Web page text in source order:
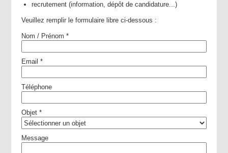
recrutement (information, dépôt de candidature...)
Veuillez remplir le formulaire libre ci-dessous :
Nom / Prénom *
Email *
Téléphone
Objet *
Message